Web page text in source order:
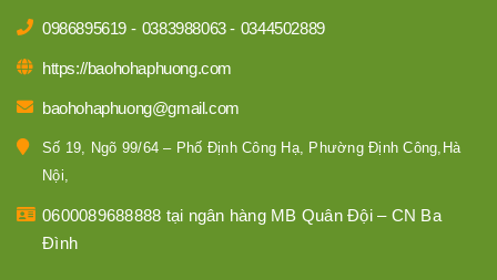
0986895619 - 0383988063- 0344502889
https://baohohaphuong.com
baohohaphuong@gmail.com
Số 19, Ngõ 99/64 – Phố Định Công Hạ, Phường Định Công,Hà
Nội,
0600089688888 tại ngân hàng MB Quân Đội – CN Ba
Đình